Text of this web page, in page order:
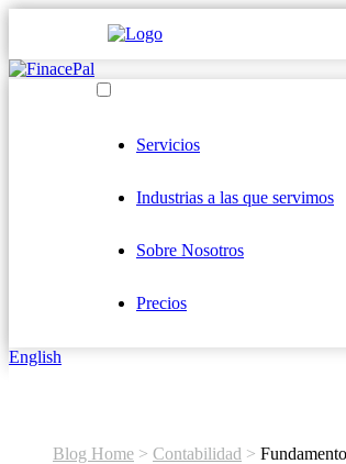
Servicios
Industrias a las que servimos
Sobre Nosotros
Precios
English
Blog Home > Contabilidad >